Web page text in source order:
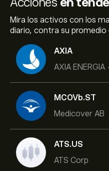
Mira los activos con los
diario, contra su
AXIA
AXIA ENERGIA
MCOVb.ST
Medicover AB
ATS.US
ATS Corp